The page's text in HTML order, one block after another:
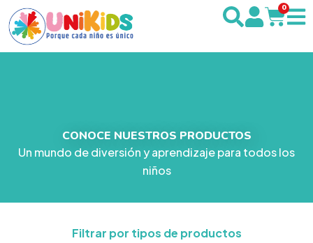
0
CONOCE NUESTROS PRODUCTOS
Un mundo de diversión y aprendizaje para todos los
niños
Filtrar por tipos de productos